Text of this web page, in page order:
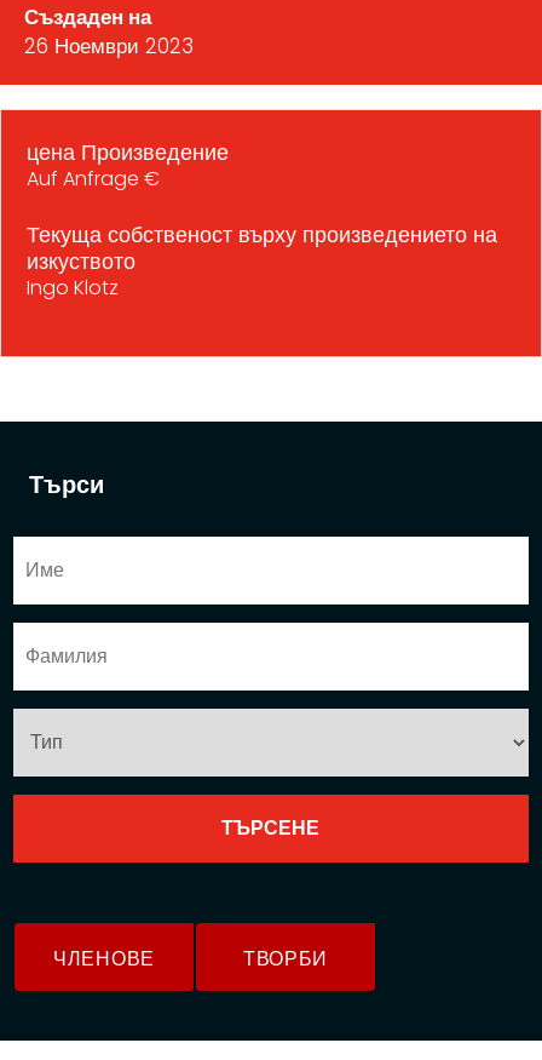
Търси
ЧЛЕНОВЕ ТВОРБИ
Създаден на
26 Ноември 2023
цена Произведение
Auf Anfrage €
Текуща собственост върху произведението на
изкуството
Ingo Klotz